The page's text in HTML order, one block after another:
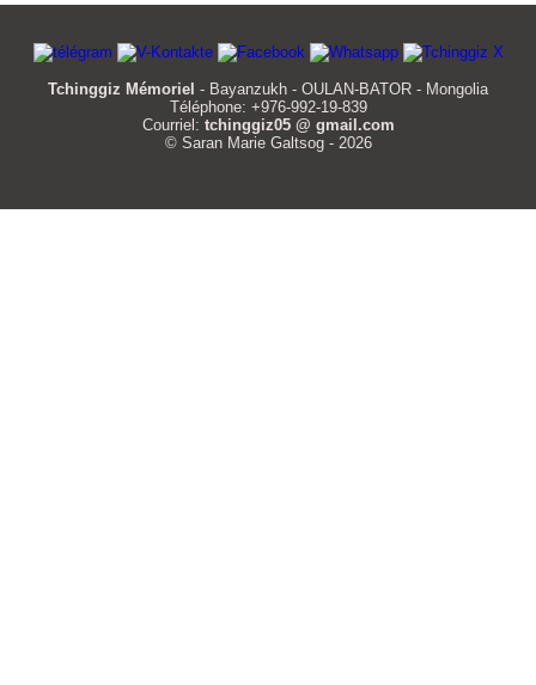
Tchinggiz Mémoriel - Bayanzukh - OULAN-BATOR - Mongolia
Téléphone: +976-992-19-839
Courriel: tchinggiz05 @ gmail.com
© Saran Marie Galtsog - 2026